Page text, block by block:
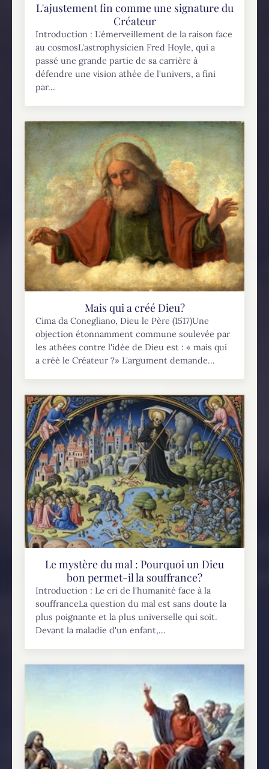
L'ajustement fin comme une signature du
Créateur
Introduction : L'émerveillement de la raison face
au cosmosL'astrophysicien Fred Hoyle, qui a
passé une grande partie de sa carrière à
défendre une vision athée de l'univers, a fini
par...
Mais qui a créé Dieu?
Cima da Conegliano, Dieu le Père (1517)Une
objection étonnamment commune soulevée par
les athées contre l'idée de Dieu est : « mais qui
a créé le Créateur ?» L'argument demande...
Le mystère du mal : Pourquoi un Dieu
bon permet-il la souffrance?
Introduction : Le cri de l'humanité face à la
souffranceLa question du mal est sans doute la
plus poignante et la plus universelle qui soit.
Devant la maladie d'un enfant,...